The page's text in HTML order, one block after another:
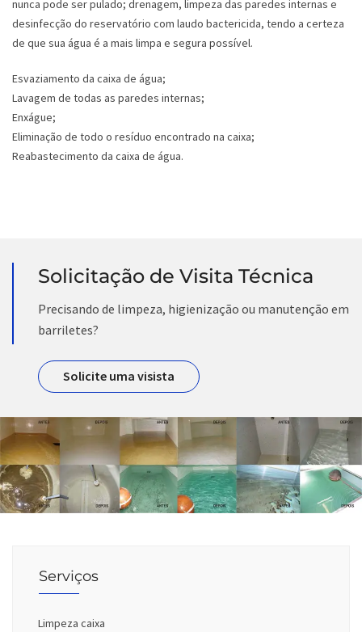
nunca pode ser pulado; drenagem, limpeza das paredes internas e
desinfecção do reservatório com laudo bactericida, tendo a certeza
de que sua água é a mais limpa e segura possível.
Esvaziamento da caixa de água;
Lavagem de todas as paredes internas;
Enxágue;
Eliminação de todo o resíduo encontrado na caixa;
Reabastecimento da caixa de água.
Solicitação de Visita Técnica
Precisando de limpeza, higienização ou manutenção em
barriletes?
Solicite uma visista
Serviços
Limpeza caixa